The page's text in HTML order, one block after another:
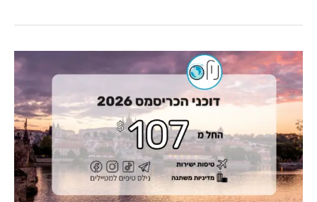
✈️
פספסתם
את
הכריסמס
ואווירת
חג
המולד
באירופה